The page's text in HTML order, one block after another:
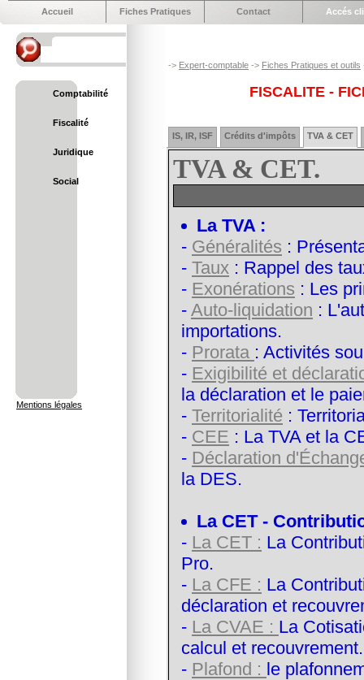
Accueil Fiches Pratiques Contact Accés
Comptabilité
Fiscalité
Juridique
Social
Mentions légales
-> Expert-comptable -> Fiches Pratiques et outils
FISCALITE -
IS, IR, ISF Crédits d'impôts TVA & CET
TVA & CET.
La TVA :
- Généralités :
- Taux : Rappel des
- Exonérations : Les
- Auto-liquidation :
importations.
- Prorata : Activités
- Exigibilité et
la déclaration et le
- Territorialité :
- CEE : La TVA et la
- Déclaration
la DES.
La CET -
- La CET : La
Pro.
- La CFE : La
déclaration et
- La CVAE : La
calcul et recouvrement.
- Plafond : le